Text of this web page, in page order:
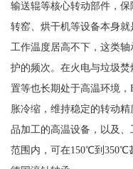
输送辊等核心转动部件，
转窑、烘干机等设备本身
工作温度居高不下，这类
护的频次。在火电与垃圾
置等也长期处于高温环境
胀冷缩，维持稳定的转动
品加工的高温设备，以及
范围内，可在150℃到350℃